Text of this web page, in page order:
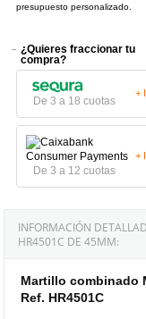
presupuesto personalizado.
¿Quieres fraccionar tu
compra?
De 3 a 18 cuotas
+
De 3 a 12 cuotas
+
INFORMACIÓN
HR4501C DE 45MM:
Martillo combinado
Ref. HR4501C